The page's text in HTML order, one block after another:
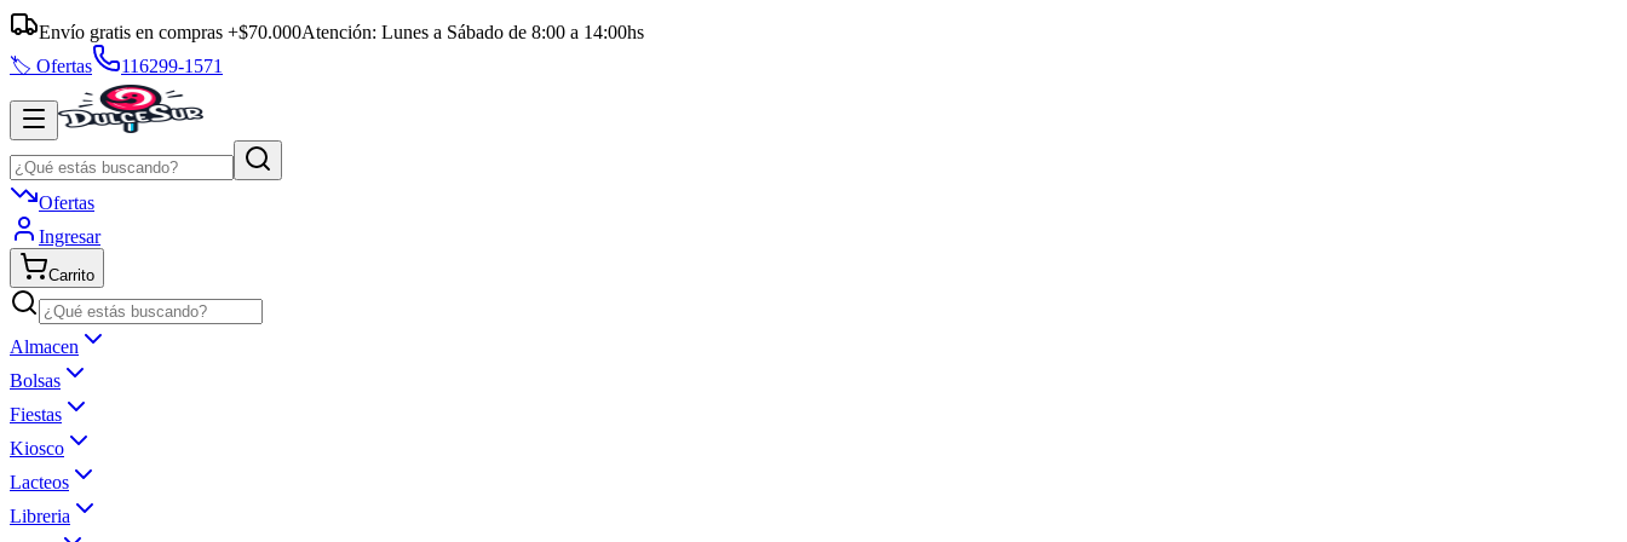
Envío gratis en compras +$70.000Atención: Lunes a Sábado de 8:00 a 14:00hs
🏷️ Ofertas
116299-1571
Ofertas
Ingresar
Carrito
Almacen
Bolsas
Fiestas
Kiosco
Lacteos
Libreria